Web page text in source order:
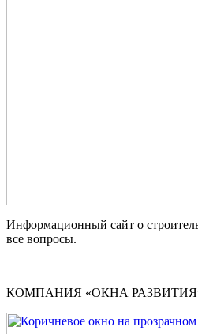
Информационный сайт о
все вопросы.
КОМПАНИЯ «ОКНА